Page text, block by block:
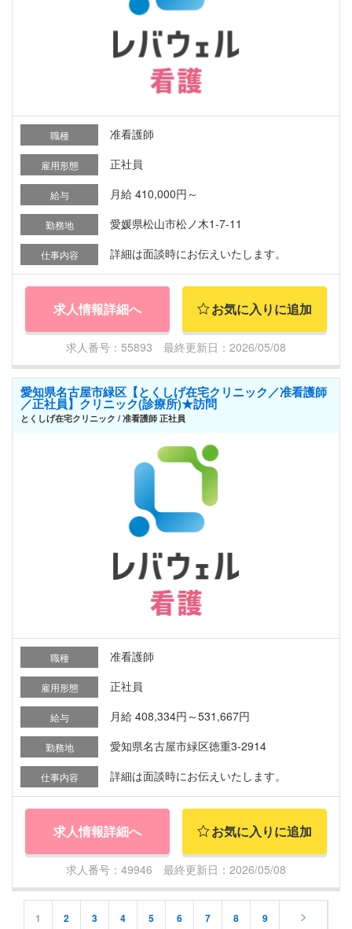
職種 准看護師
雇用形態 正社員
給与 月給 410,000円～
勤務地 愛媛県松山市松ノ木1-7-11
仕事内容 詳細は面談時にお伝えいたします。
求人情報詳細へ お気に入りに追加
求人番号：55893 最終更新日：2026/05/08
愛知県名古屋市緑区【とくしげ在宅クリニック／准看護師
／正社員】クリニック(診療所)★訪問
とくしげ在宅クリニック / 准看護師 正社員
職種 准看護師
雇用形態 正社員
給与 月給 408,334円～531,667円
勤務地 愛知県名古屋市緑区徳重3-2914
仕事内容 詳細は面談時にお伝えいたします。
求人情報詳細へ お気に入りに追加
求人番号：49946 最終更新日：2026/05/08
1 2 3 4 5 6 7 8 9